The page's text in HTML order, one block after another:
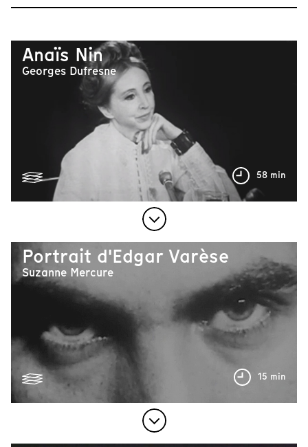
Anaïs Nin
Georges Dufresne
58 min
Portrait d'Edgar Varèse
Suzanne Mercure
15 min